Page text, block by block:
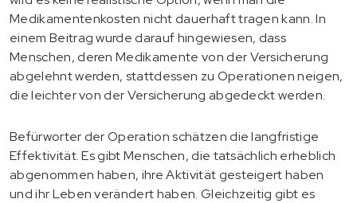
Medikamentenkosten nicht dauerhaft tragen kann. In
einem Beitrag wurde darauf hingewiesen, dass
Menschen, deren Medikamente von der Versicherung
abgelehnt werden, stattdessen zu Operationen neigen,
die leichter von der Versicherung abgedeckt werden.
Befürworter der Operation schätzen die langfristige
Effektivität. Es gibt Menschen, die tatsächlich erheblich
abgenommen haben, ihre Aktivität gesteigert haben
und ihr Leben verändert haben. Gleichzeitig gibt es